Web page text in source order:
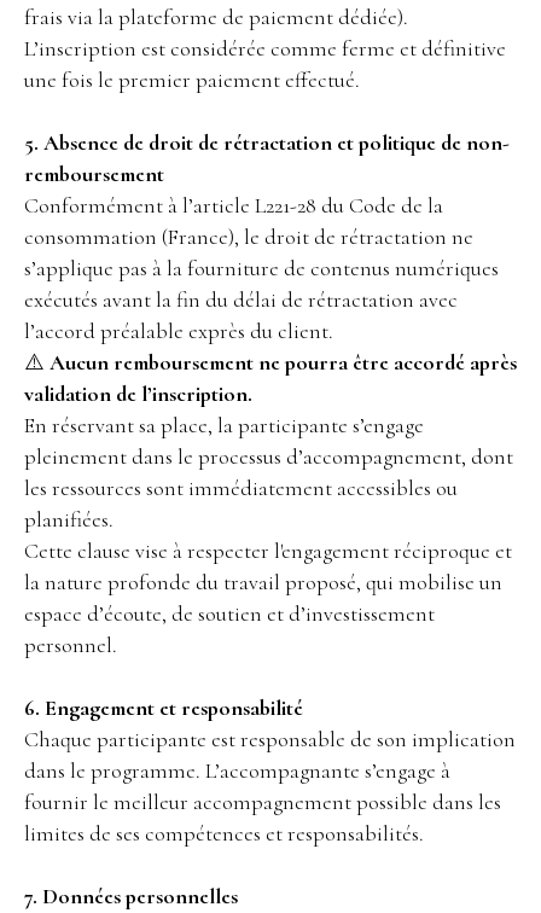
frais via la plateforme de paiement dédiée).
L’inscription est considérée comme ferme et définitive
une fois le premier paiement effectué.
5. Absence de droit de rétractation et politique de non-
remboursement
Conformément à l’article L221-28 du Code de la
consommation (France), le droit de rétractation ne
s’applique pas à la fourniture de contenus numériques
exécutés avant la fin du délai de rétractation avec
l’accord préalable exprès du client.
⚠️ Aucun remboursement ne pourra être accordé après
validation de l’inscription.
En réservant sa place, la participante s’engage
pleinement dans le processus d’accompagnement, dont
les ressources sont immédiatement accessibles ou
planifiées.
Cette clause vise à respecter l'engagement réciproque et
la nature profonde du travail proposé, qui mobilise un
espace d’écoute, de soutien et d’investissement
personnel.
6. Engagement et responsabilité
Chaque participante est responsable de son implication
dans le programme. L’accompagnante s’engage à
fournir le meilleur accompagnement possible dans les
limites de ses compétences et responsabilités.
7. Données personnelles